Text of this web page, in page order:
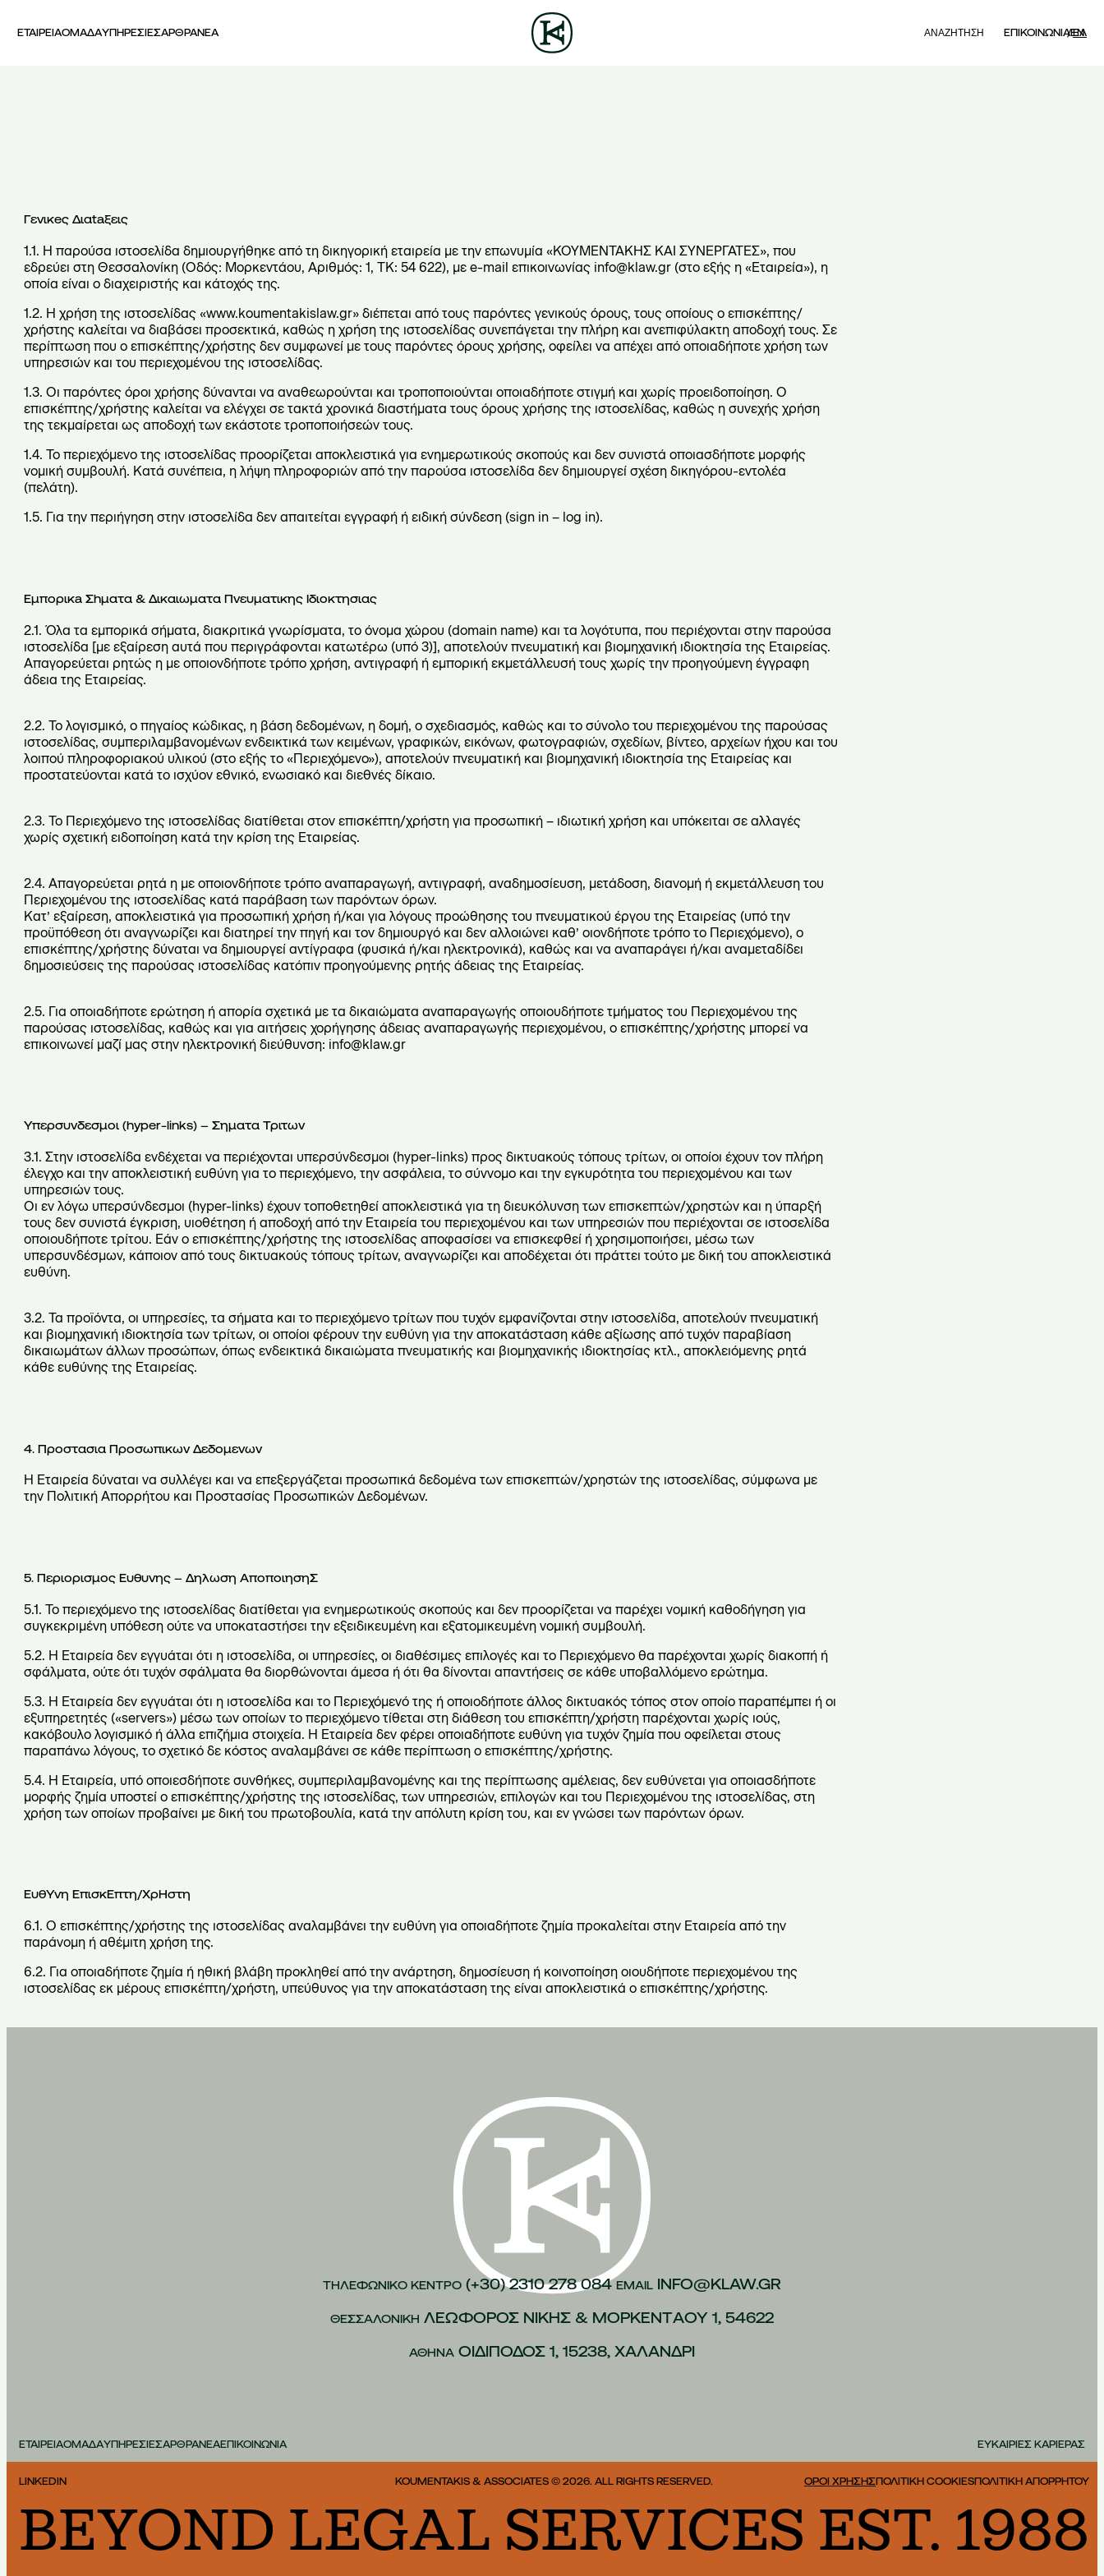
ΕΤΑΙΡΕΙΑΟΜΑΔΑΥΠΗΡΕΣΙΕΣΑΡΘΡΑΝΕΑ ΕΠΙΚΟΙΝΩΝΙΑEN
ΕΛ
Γενικeς Διαtaξεις
1.1. Η παρούσα ιστοσελίδα δημιουργήθηκε από τη δικηγορική εταιρεία με την επωνυμία «ΚΟΥΜΕΝΤΑΚΗΣ ΚΑΙ ΣΥΝΕΡΓΑΤΕΣ», που
εδρεύει στη Θεσσαλονίκη (Οδός: Μορκεντάου, Αριθμός: 1, ΤΚ: 54 622), με e-mail επικοινωνίας info@klaw.gr (στο εξής η «Εταιρεία»), η
οποία είναι ο διαχειριστής και κάτοχός της.
1.2. Η χρήση της ιστοσελίδας «www.koumentakislaw.gr» διέπεται από τους παρόντες γενικούς όρους, τους οποίους ο επισκέπτης/
χρήστης καλείται να διαβάσει προσεκτικά, καθώς η χρήση της ιστοσελίδας συνεπάγεται την πλήρη και ανεπιφύλακτη αποδοχή τους. Σε
περίπτωση που ο επισκέπτης/χρήστης δεν συμφωνεί με τους παρόντες όρους χρήσης, οφείλει να απέχει από οποιαδήποτε χρήση των
υπηρεσιών και του περιεχομένου της ιστοσελίδας.
1.3. Οι παρόντες όροι χρήσης δύνανται να αναθεωρούνται και τροποποιούνται οποιαδήποτε στιγμή και χωρίς προειδοποίηση. Ο
επισκέπτης/χρήστης καλείται να ελέγχει σε τακτά χρονικά διαστήματα τους όρους χρήσης της ιστοσελίδας, καθώς η συνεχής χρήση
της τεκμαίρεται ως αποδοχή των εκάστοτε τροποποιήσεών τους.
1.4. Το περιεχόμενο της ιστοσελίδας προορίζεται αποκλειστικά για ενημερωτικούς σκοπούς και δεν συνιστά οποιασδήποτε μορφής
νομική συμβουλή. Κατά συνέπεια, η λήψη πληροφοριών από την παρούσα ιστοσελίδα δεν δημιουργεί σχέση δικηγόρου-εντολέα
(πελάτη).
1.5. Για την περιήγηση στην ιστοσελίδα δεν απαιτείται εγγραφή ή ειδική σύνδεση (sign in – log in).
Εμπορικa Σhματα & Δικαιωματα Πνευματικης Ιδιοκτησιας
2.1. Όλα τα εμπορικά σήματα, διακριτικά γνωρίσματα, το όνομα χώρου (domain name) και τα λογότυπα, που περιέχονται στην παρούσα
ιστοσελίδα [με εξαίρεση αυτά που περιγράφονται κατωτέρω (υπό 3)], αποτελούν πνευματική και βιομηχανική ιδιοκτησία της Εταιρείας.
Απαγορεύεται ρητώς η με οποιονδήποτε τρόπο χρήση, αντιγραφή ή εμπορική εκμετάλλευσή τους χωρίς την προηγούμενη έγγραφη
άδεια της Εταιρείας.
2.2. Το λογισμικό, ο πηγαίος κώδικας, η βάση δεδομένων, η δομή, ο σχεδιασμός, καθώς και το σύνολο του περιεχομένου της παρούσας
ιστοσελίδας, συμπεριλαμβανομένων ενδεικτικά των κειμένων, γραφικών, εικόνων, φωτογραφιών, σχεδίων, βίντεο, αρχείων ήχου και του
λοιπού πληροφοριακού υλικού (στο εξής το «Περιεχόμενο»), αποτελούν πνευματική και βιομηχανική ιδιοκτησία της Εταιρείας και
προστατεύονται κατά το ισχύον εθνικό, ενωσιακό και διεθνές δίκαιο.
2.3. Το Περιεχόμενο της ιστοσελίδας διατίθεται στον επισκέπτη/χρήστη για προσωπική – ιδιωτική χρήση και υπόκειται σε αλλαγές
χωρίς σχετική ειδοποίηση κατά την κρίση της Εταιρείας.
2.4. Απαγορεύεται ρητά η με οποιονδήποτε τρόπο αναπαραγωγή, αντιγραφή, αναδημοσίευση, μετάδοση, διανομή ή εκμετάλλευση του
Περιεχομένου της ιστοσελίδας κατά παράβαση των παρόντων όρων.
Κατ’ εξαίρεση, αποκλειστικά για προσωπική χρήση ή/και για λόγους προώθησης του πνευματικού έργου της Εταιρείας (υπό την
προϋπόθεση ότι αναγνωρίζει και διατηρεί την πηγή και τον δημιουργό και δεν αλλοιώνει καθ’ οιονδήποτε τρόπο το Περιεχόμενο), ο
επισκέπτης/χρήστης δύναται να δημιουργεί αντίγραφα (φυσικά ή/και ηλεκτρονικά), καθώς και να αναπαράγει ή/και αναμεταδίδει
δημοσιεύσεις της παρούσας ιστοσελίδας κατόπιν προηγούμενης ρητής άδειας της Εταιρείας.
2.5. Για οποιαδήποτε ερώτηση ή απορία σχετικά με τα δικαιώματα αναπαραγωγής οποιουδήποτε τμήματος του Περιεχομένου της
παρούσας ιστοσελίδας, καθώς και για αιτήσεις χορήγησης άδειας αναπαραγωγής περιεχομένου, ο επισκέπτης/χρήστης μπορεί να
επικοινωνεί μαζί μας στην ηλεκτρονική διεύθυνση: info@klaw.gr
Υπερσυνδεσμοι (hyper-links) – Σηματα Τριτων
3.1. Στην ιστοσελίδα ενδέχεται να περιέχονται υπερσύνδεσμοι (hyper-links) προς δικτυακούς τόπους τρίτων, οι οποίοι έχουν τον πλήρη
έλεγχο και την αποκλειστική ευθύνη για το περιεχόμενο, την ασφάλεια, το σύννομο και την εγκυρότητα του περιεχομένου και των
υπηρεσιών τους.
Οι εν λόγω υπερσύνδεσμοι (hyper-links) έχουν τοποθετηθεί αποκλειστικά για τη διευκόλυνση των επισκεπτών/χρηστών και η ύπαρξή
τους δεν συνιστά έγκριση, υιοθέτηση ή αποδοχή από την Εταιρεία του περιεχομένου και των υπηρεσιών που περιέχονται σε ιστοσελίδα
οποιουδήποτε τρίτου. Εάν ο επισκέπτης/χρήστης της ιστοσελίδας αποφασίσει να επισκεφθεί ή χρησιμοποιήσει, μέσω των
υπερσυνδέσμων, κάποιον από τους δικτυακούς τόπους τρίτων, αναγνωρίζει και αποδέχεται ότι πράττει τούτο με δική του αποκλειστικά
ευθύνη.
3.2. Τα προϊόντα, οι υπηρεσίες, τα σήματα και το περιεχόμενο τρίτων που τυχόν εμφανίζονται στην ιστοσελίδα, αποτελούν πνευματική
και βιομηχανική ιδιοκτησία των τρίτων, οι οποίοι φέρουν την ευθύνη για την αποκατάσταση κάθε αξίωσης από τυχόν παραβίαση
δικαιωμάτων άλλων προσώπων, όπως ενδεικτικά δικαιώματα πνευματικής και βιομηχανικής ιδιοκτησίας κτλ., αποκλειόμενης ρητά
κάθε ευθύνης της Εταιρείας.
4. Προστασια Προσωπικων Δεδομενων
Η Εταιρεία δύναται να συλλέγει και να επεξεργάζεται προσωπικά δεδομένα των επισκεπτών/χρηστών της ιστοσελίδας, σύμφωνα με
την Πολιτική Απορρήτου και Προστασίας Προσωπικών Δεδομένων.
5. Περιορισμος Ευθυνης – Δηλωση ΑποποιησηΣ
5.1. Το περιεχόμενο της ιστοσελίδας διατίθεται για ενημερωτικούς σκοπούς και δεν προορίζεται να παρέχει νομική καθοδήγηση για
συγκεκριμένη υπόθεση ούτε να υποκαταστήσει την εξειδικευμένη και εξατομικευμένη νομική συμβουλή.
5.2. Η Εταιρεία δεν εγγυάται ότι η ιστοσελίδα, οι υπηρεσίες, οι διαθέσιμες επιλογές και το Περιεχόμενο θα παρέχονται χωρίς διακοπή ή
σφάλματα, ούτε ότι τυχόν σφάλματα θα διορθώνονται άμεσα ή ότι θα δίνονται απαντήσεις σε κάθε υποβαλλόμενο ερώτημα.
5.3. Η Εταιρεία δεν εγγυάται ότι η ιστοσελίδα και το Περιεχόμενό της ή οποιοδήποτε άλλος δικτυακός τόπος στον οποίο παραπέμπει ή οι
εξυπηρετητές («servers») μέσω των οποίων το περιεχόμενο τίθεται στη διάθεση του επισκέπτη/χρήστη παρέχονται χωρίς ιούς,
κακόβουλο λογισμικό ή άλλα επιζήμια στοιχεία. Η Εταιρεία δεν φέρει οποιαδήποτε ευθύνη για τυχόν ζημία που οφείλεται στους
παραπάνω λόγους, το σχετικό δε κόστος αναλαμβάνει σε κάθε περίπτωση ο επισκέπτης/χρήστης.
5.4. Η Εταιρεία, υπό οποιεσδήποτε συνθήκες, συμπεριλαμβανομένης και της περίπτωσης αμέλειας, δεν ευθύνεται για οποιασδήποτε
μορφής ζημία υποστεί ο επισκέπτης/χρήστης της ιστοσελίδας, των υπηρεσιών, επιλογών και του Περιεχομένου της ιστοσελίδας, στη
χρήση των οποίων προβαίνει με δική του πρωτοβουλία, κατά την απόλυτη κρίση του, και εν γνώσει των παρόντων όρων.
ΕυθΥνη ΕπισκΕπτη/ΧρΗστη
6.1. Ο επισκέπτης/χρήστης της ιστοσελίδας αναλαμβάνει την ευθύνη για οποιαδήποτε ζημία προκαλείται στην Εταιρεία από την
παράνομη ή αθέμιτη χρήση της.
6.2. Για οποιαδήποτε ζημία ή ηθική βλάβη προκληθεί από την ανάρτηση, δημοσίευση ή κοινοποίηση οιουδήποτε περιεχομένου της
ιστοσελίδας εκ μέρους επισκέπτη/χρήστη, υπεύθυνος για την αποκατάσταση της είναι αποκλειστικά ο επισκέπτης/χρήστης.
ΤΗΛΕΦΩΝΙΚO ΚEΝΤΡΟ (+30) 2310 278 084 EMAIL INFO@KLAW.GR
ΘΕΣΣΑΛΟΝIΚΗ ΛΕΩΦOΡΟΣ ΝIΚΗΣ & ΜΟΡΚΕΝΤAΟΥ 1, 54622
ΑΘHΝΑ ΟΙΔIΠΟΔΟΣ 1, 15238, ΧΑΛAΝΔΡΙ
ΕΤΑΙΡΕΙΑΟΜΑΔΑΥΠΗΡΕΣΙΕΣΑΡΘΡΑΝΕΑΕΠΙΚΟΙΝΩΝΙΑ ΕΥΚΑΙΡΙΕΣ ΚΑΡΙΕΡΑΣ
LINKEDIN KOUMENTAKIS & ASSOCIATES © 2026. ALL RIGHTS RESERVED. ΟΡΟΙ ΧΡΗΣΗΣΠΟΛΙΤΙΚΗ COOKIESΠΟΛΙΤΙΚΗ ΑΠΟΡΡΗΤΟΥ
BEYOND LEGAL SERVICES EST. 1988